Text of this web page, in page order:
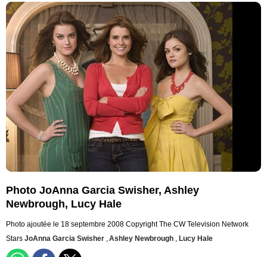
Photo JoAnna Garcia Swisher, Ashley
Newbrough, Lucy Hale
Photo ajoutée le 18 septembre 2008 Copyright The CW Television Network
Stars JoAnna Garcia Swisher ,Ashley Newbrough , Lucy Hale